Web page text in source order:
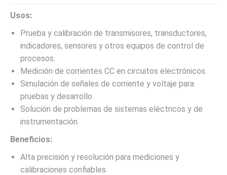
Usos:
Prueba y calibración de transmisores, transductores,
indicadores, sensores y otros equipos de control de
procesos.
Medición de corrientes CC en circuitos electrónicos.
Simulación de señales de corriente y voltaje para
pruebas y desarrollo.
Solución de problemas de sistemas eléctricos y de
instrumentación.
Beneficios:
Alta precisión y resolución para mediciones y
calibraciones confiables.